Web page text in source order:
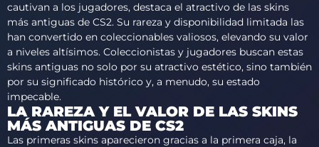
cautivan a los jugadores, destaca el atractivo de las skins
más antiguas de CS2. Su rareza y disponibilidad limitada las
han convertido en coleccionables valiosos, elevando su valor
a niveles altísimos. Coleccionistas y jugadores buscan estas
skins antiguas no solo por su atractivo estético, sino también
por su significado histórico y, a menudo, su estado
impecable.
LA RAREZA Y EL VALOR DE LAS SKINS
MÁS ANTIGUAS DE CS2
Las primeras skins aparecieron gracias a la primera caja, la